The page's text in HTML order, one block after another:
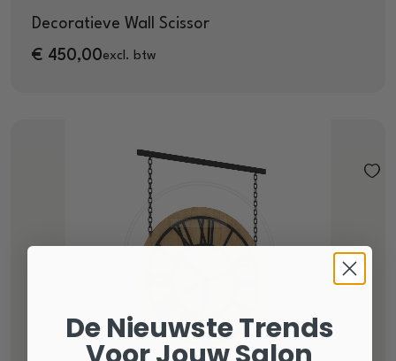
Decoratieve Wall Scissor
€ 450,00excl. btw
De Nieuwste Trends